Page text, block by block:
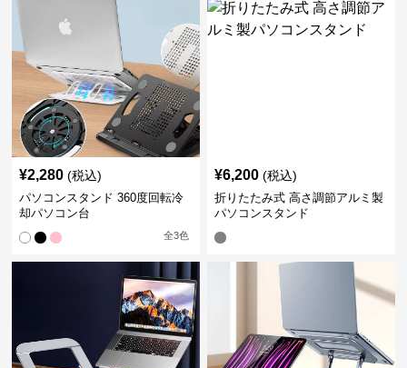
¥2,280 (税込)
パソコンスタンド 360度回転冷
却パソコン台
全3色
¥6,200 (税込)
折りたたみ式 高さ調節アルミ製
パソコンスタンド